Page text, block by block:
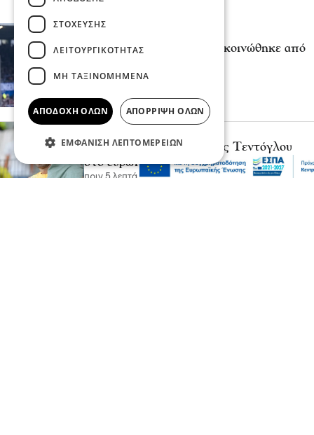
Ο Γιώργος Μασούρας ανακοινώθηκε από
πριν 4 λεπτά
Πότε αγωνίζεται ο Μίλτος Τεντόγλου
στο ευρωπαϊκό πρωτάθλημα στίβου
πριν 5 λεπτά
ΣΤΌΧΕΥΣΗΣ
ΛΕΙΤΟΥΡΓΙΚΌΤΗΤΑΣ
ΜΗ ΤΑΞΙΝΟΜΗΜΈΝΑ
ΑΠΟΔΟΧΉ ΌΛΩΝ ΑΠΌΡΡΙΨΗ ΌΛΩΝ
ΕΜΦΆΝΙΣΗ ΛΕΠΤΟΜΕΡΕΙΏΝ